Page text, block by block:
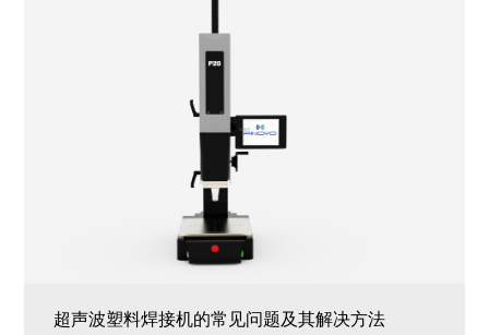
超声波塑料焊接机的常见问题及其解决方法